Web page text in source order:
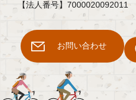
【法人番号】7000020092011
お問い合わせ